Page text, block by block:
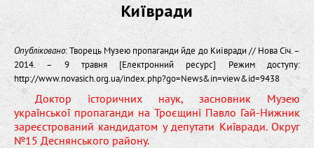
Київради
Опубліковано: Творець Музею пропаганди йде до Київради // Нова Січ. –
2014. – 9 травня [Електронний ресурс] Режим доступу:
http://www.novasich.org.ua/index.php?go=News&in=view&id=9438
Доктор історичних наук, засновник Музею
української пропаганди на Троєщині Павло Гай-Нижник
зареєстрований кандидатом у депутати Київради. Округ
№15 Деснянського району.